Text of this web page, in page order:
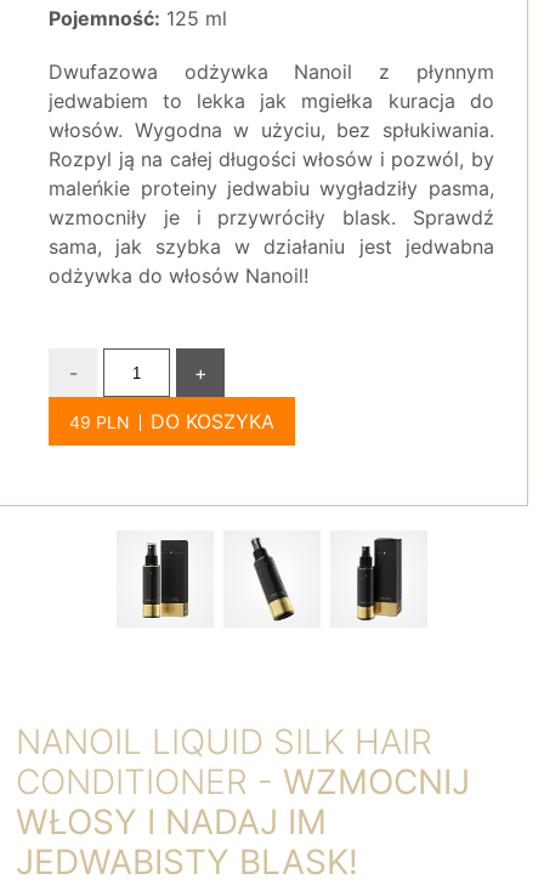
Pojemność: 125 ml
Dwufazowa odżywka Nanoil z płynnym
jedwabiem to lekka jak mgiełka kuracja do
włosów. Wygodna w użyciu, bez spłukiwania.
Rozpyl ją na całej długości włosów i pozwól, by
maleńkie proteiny jedwabiu wygładziły pasma,
wzmocniły je i przywróciły blask. Sprawdź
sama, jak szybka w działaniu jest jedwabna
odżywka do włosów Nanoil!
-
+
DO KOSZYKA
NANOIL LIQUID SILK HAIR
CONDITIONER - WZMOCNIJ
WŁOSY I NADAJ IM
JEDWABISTY BLASK!